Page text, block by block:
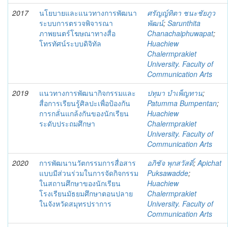
2017
นโยบายและแนวทางการพัฒนา
ระบบการตรวจพิจารณา
ภาพยนตร์โฆษณาทางสื่อ
โทรทัศน์ระบบดิจิทัล
ศรัญญ์ทิตา ชนะชัยภูว
พัฒน์; Sarunthita
Chanachaiphuwapat;
Huachiew
Chalermprakiet
University. Faculty of
Communication Arts
2019
แนวทางการพัฒนากิจกรรมและ
สื่อการเรียนรู้ศิลปะเพื่อป้องกัน
การกลั่นแกล้งกันของนักเรียน
ระดับประถมศึกษา
ปทุมา บำเพ็ญทาน;
Patumma Bumpentan;
Huachiew
Chalermprakiet
University. Faculty of
Communication Arts
2020
การพัฒนานวัตกรรมการสื่อสาร
แบบมีส่วนร่วมในการจัดกิจกรรม
ในสถานศึกษาของนักเรียน
โรงเรียนมัธยมศึกษาตอนปลาย
ในจังหวัดสมุทรปราการ
อภิชัจ พุกสวัสดิ์;Apichat
Puksawadde;
Huachiew
Chalermprakiet
University. Faculty of
Communication Arts